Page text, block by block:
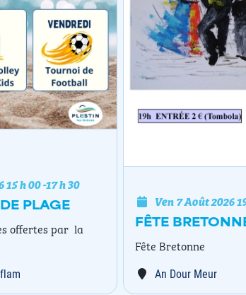
PLAGE
15 h 00-17 h 30
offertes par la
FÊTE
Ven 7 Août 2026
An Dour Meur
Fête Bretonne